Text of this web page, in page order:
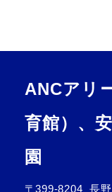
ANCアリ
育館）、
園
〒399-8204
長